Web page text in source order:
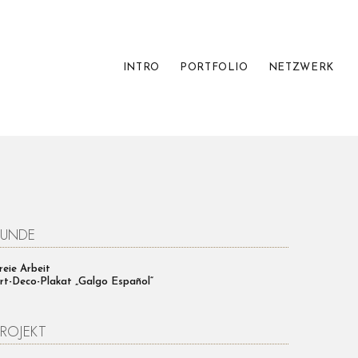
INTRO PORTFOLIO NETZWERK
Arbeit
Deco-Plakat „Galgo Español“